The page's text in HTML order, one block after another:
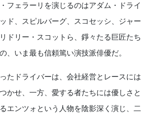
フェラーリを演じるのはアダム・ドライ
ド、スピルバーグ、スコセッシ、ジャー
ドリー・スコットら、錚々たる巨匠たち
、いま最も信頼篤い演技派俳優だ。
たドライバーは、会社経営とレースには
かせ、一方、愛する者たちには優しさと
エンツォという人物を陰影深く演じ、二